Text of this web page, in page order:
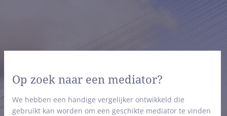
Op zoek naar een mediator?
We hebben een handige vergelijker ontwikkeld die
gebruikt kan worden om een geschikte mediator te vinden